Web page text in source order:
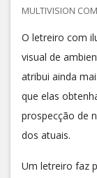
MULTIVISION
O letreiro com
visual de
atribui ainda
que elas
prospecção de
dos atuais.
Um letreiro faz